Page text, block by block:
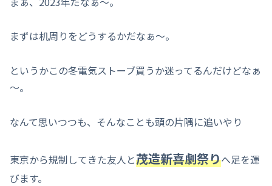
まずは机周りをどうするかだなぁ～。
というかこの冬電気ストーブ買うか迷ってるんだけどなぁ
～。
なんて思いつつも、そんなことも頭の片隅に追いやり
東京から規制してきた友人と茂造新喜劇祭りへ足を運
びます。